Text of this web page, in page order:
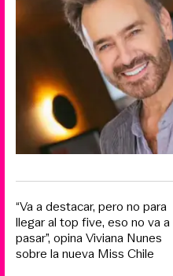
“Va a destacar, pero no para
llegar al top five, eso no va a
pasar”, opina Viviana Nunes
sobre la nueva Miss Chile